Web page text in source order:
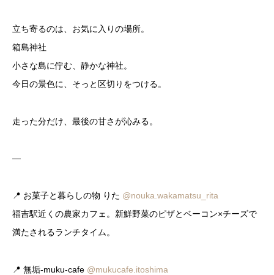
立ち寄るのは、お気に入りの場所。
箱島神社
小さな島に佇む、静かな神社。
今日の景色に、そっと区切りをつける。
走った分だけ、最後の甘さが沁みる。
—
📍 お菓子と暮らしの物 りた @nouka.wakamatsu_rita
福吉駅近くの農家カフェ。新鮮野菜のピザとベーコン×チーズで
満たされるランチタイム。
📍 無垢-muku-cafe @mukucafe.itoshima